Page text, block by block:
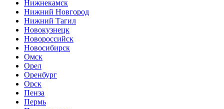
Нижнекамск
Нижний Новгород
Нижний Тагил
Новокузнецк
Новороссийск
Новосибирск
Омск
Орел
Оренбург
Орск
Пенза
Пермь